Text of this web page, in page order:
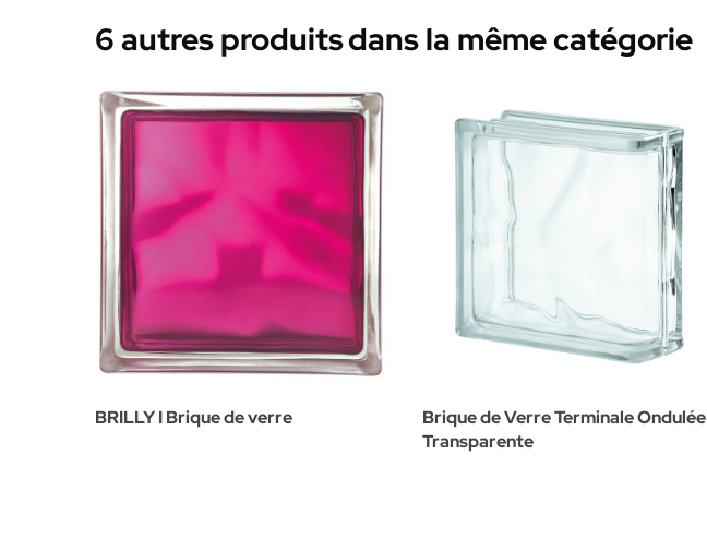
6 autres produitsdans la même catégorie
BRILLY I Brique de verre
Brique de Verre Terminale Ondulée
Transparente